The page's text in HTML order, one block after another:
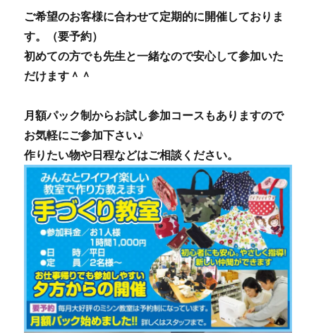
ご希望のお客様に合わせて定期的に開催しておりま
す。（要予約）
初めての方でも先生と一緒なので安心して参加いた
だけます＾＾
月額パック制からお試し参加コースもありますので
お気軽にご参加下さい♪
作りたい物や日程などはご相談ください。